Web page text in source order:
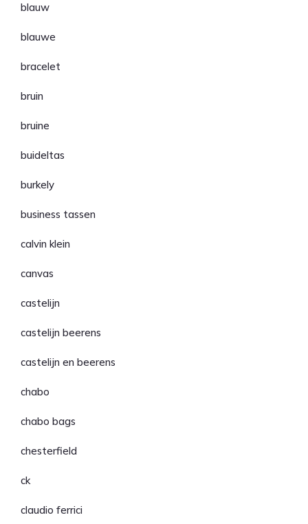
blauw
blauwe
bracelet
bruin
bruine
buideltas
burkely
business tassen
calvin klein
canvas
castelijn
castelijn beerens
castelijn en beerens
chabo
chabo bags
chesterfield
ck
claudio ferrici